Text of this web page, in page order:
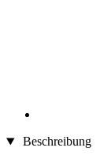
Beschreibung